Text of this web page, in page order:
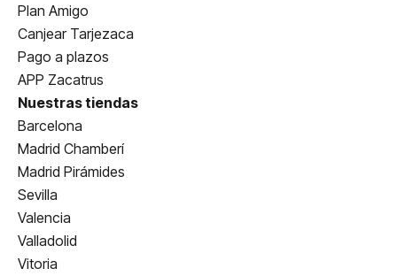
Plan Amigo
Canjear Tarjezaca
Pago a plazos
APP Zacatrus
Nuestras tiendas
Barcelona
Madrid Chamberí
Madrid Pirámides
Sevilla
Valencia
Valladolid
Vitoria